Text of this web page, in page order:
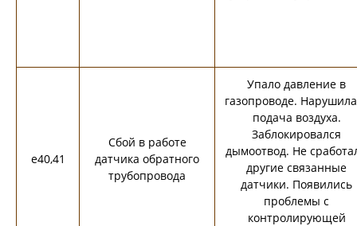
e40,41
Сбой в работе
датчика обратного
трубопровода
Упало давление в
газопроводе.
подача воздуха.
Заблокировался
дымоотвод. Не
другие связанные
датчики. Появились
проблемы с
контролирующей